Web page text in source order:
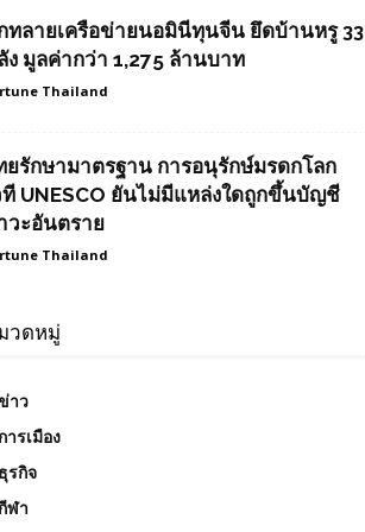
ทลายเครือข่ายนอมินีทุนจีน ยึดบ้านหรู 33
ง มูลค่ากว่า 1,275 ล้านบาท
Thailand
ยรักษามาตรฐาน การอนุรักษ์มรดกโลก
ที UNESCO ยันไม่มีแหล่งใดถูกขึ้นบัญชี
วะอันตราย
Thailand
วดหมู่
าว
ารเมือง
ธุรกิจ
ฬา